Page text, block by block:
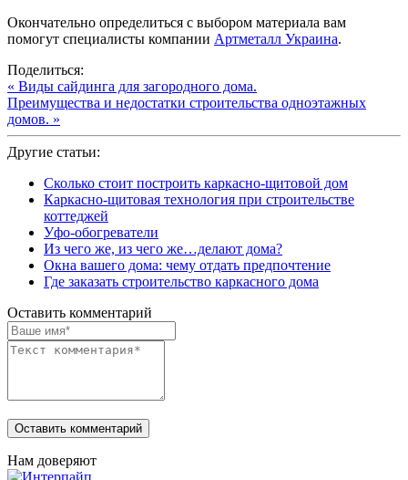
Окончательно определиться с выбором материала вам
помогут специалисты компании Артметалл Украина.
Поделиться:
« Виды сайдинга для загородного дома.
Преимущества и недостатки строительства одноэтажных
домов. »
Другие статьи:
Сколько стоит построить каркасно-щитовой дом
Каркасно-щитовая технология при строительстве
коттеджей
Уфо-обогреватели
Из чего же, из чего же…делают дома?
Окна вашего дома: чему отдать предпочтение
Где заказать строительство каркасного дома
Оставить комментарий
Нам доверяют